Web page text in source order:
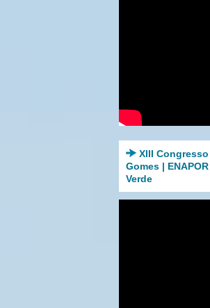
XIII
Gomes |
Verde